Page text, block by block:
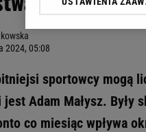
2024, 05:08
sportowcy mogą
jest Adam Małysz.
co miesiąc wpływa
Klikając „Akceptuję”
odnośnik „Ustawienia
My, nasi Zaufani
Użycie dokładnych
Przechowywanie